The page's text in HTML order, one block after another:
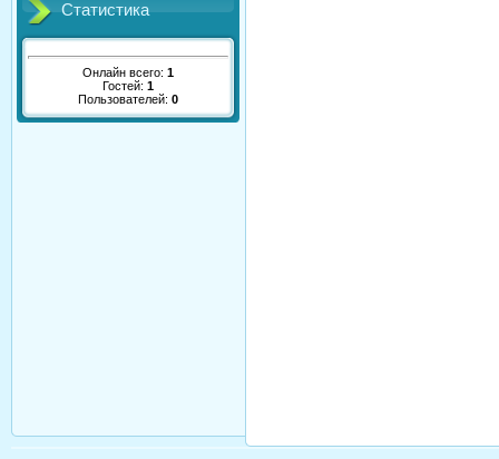
Статистика
Онлайн всего: 1
Гостей: 1
Пользователей: 0